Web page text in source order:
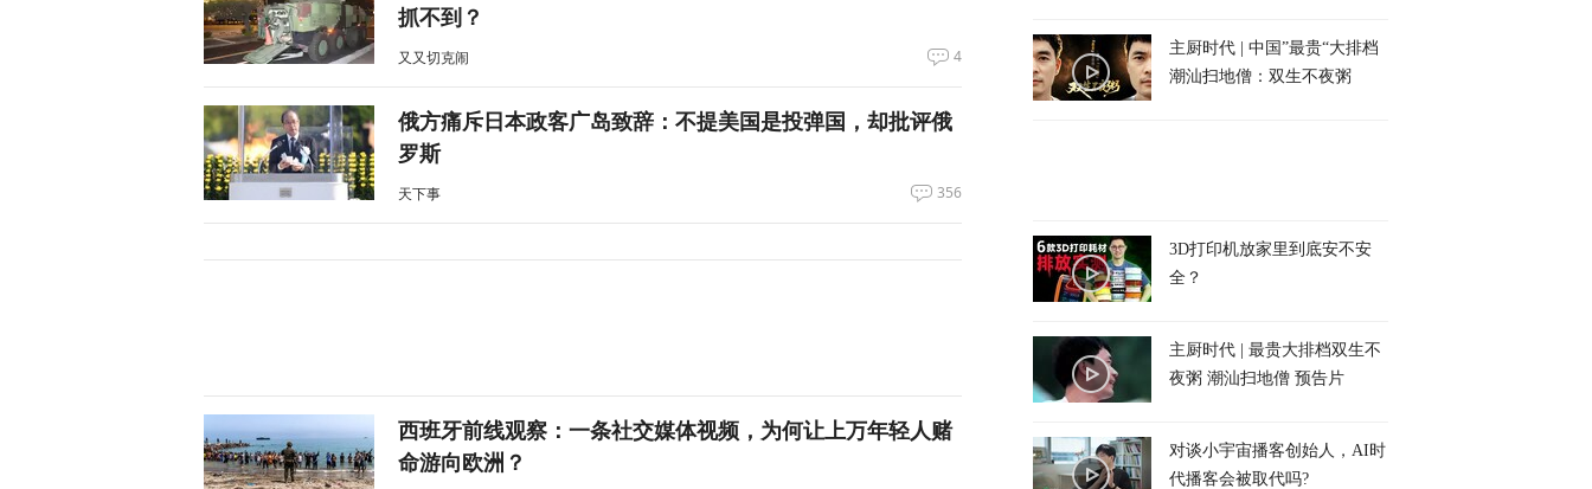
抓不到？
又又切克闹 4
俄方痛斥日本政客广岛致辞：不提美国是投弹国，却批评俄
罗斯
天下事 356
西班牙前线观察：一条社交媒体视频，为何让上万年轻人赌
命游向欧洲？
主厨时代 | 中国”最贵“大排档
潮汕扫地僧：双生不夜粥
3D打印机放家里到底安不安
全？
主厨时代 | 最贵大排档双生不
夜粥 潮汕扫地僧 预告片
对谈小宇宙播客创始人，AI时
代播客会被取代吗?